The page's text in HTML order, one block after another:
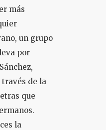
más
un grupo
por
de la
que
la